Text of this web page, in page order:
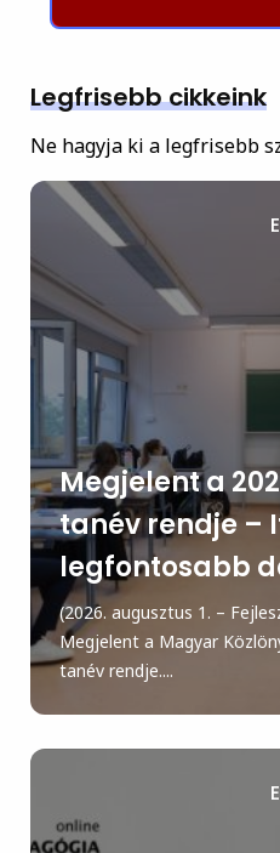
Legfrisebb cikkeink
Ne hagyja ki a legfrisebb
Megjelent a
tanév rendje –
legfontosabb
(2026. augusztus 1. –
Megjelent a Magyar
tanév rendje....